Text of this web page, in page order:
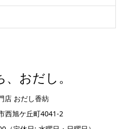
、おだし。
店 おだし香紡
西旭ケ丘町4041-2